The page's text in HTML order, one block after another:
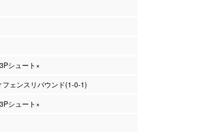
シュート×
フェンスリバウンド(1-0-1)
シュート×